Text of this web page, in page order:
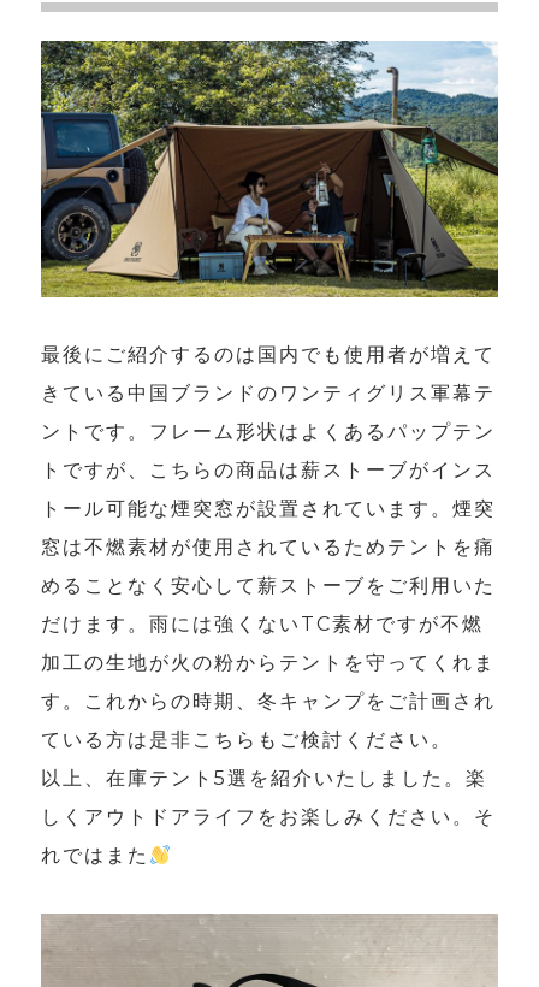
最後にご紹介するのは国内でも使用者が増えて
きている中国ブランドのワンティグリス軍幕テ
ントです。フレーム形状はよくあるパップテン
トですが、こちらの商品は薪ストーブがインス
トール可能な煙突窓が設置されています。煙突
窓は不燃素材が使用されているためテントを痛
めることなく安心して薪ストーブをご利用いた
だけます。雨には強くないTC素材ですが不燃
加工の生地が火の粉からテントを守ってくれま
す。これからの時期、冬キャンプをご計画され
ている方は是非こちらもご検討ください。
以上、在庫テント5選を紹介いたしました。楽
しくアウトドアライフをお楽しみください。そ
れではまた